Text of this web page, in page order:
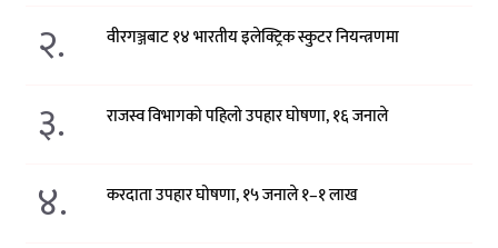
२. वीरगञ्जबाट १४ भारतीय इलेक्ट्रिक स्कुटर नियन्त्रणमा
३. राजस्व विभागको पहिलो उपहार घोषणा, १६ जनाले
४. करदाता उपहार घोषणा, १५ जनाले १–१ लाख